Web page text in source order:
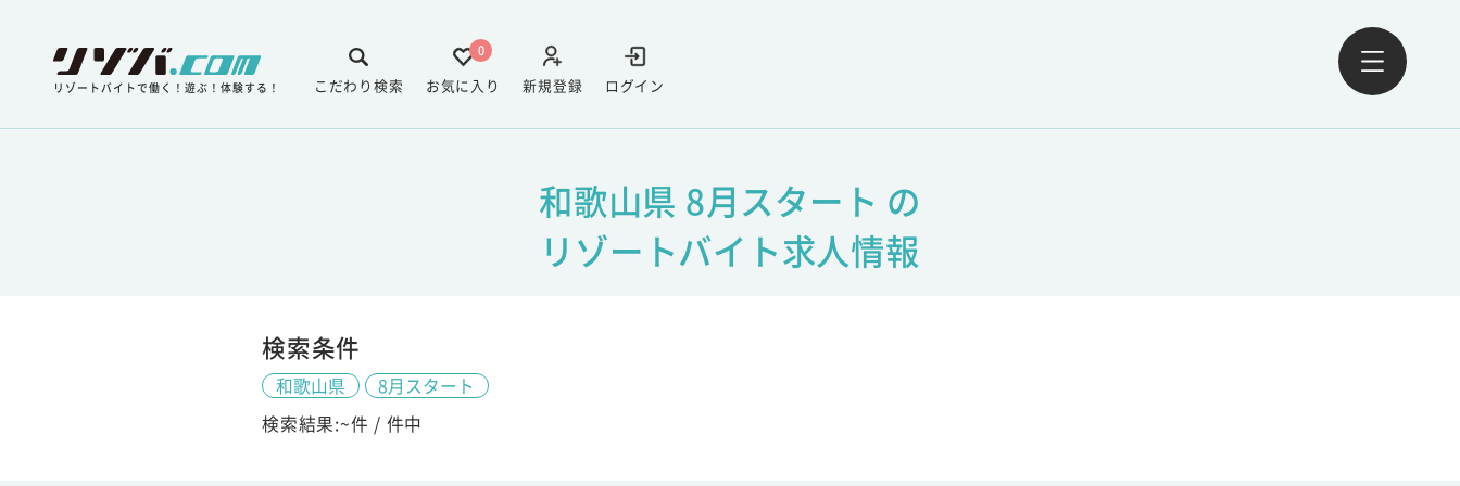
リゾートバイトで働く！遊ぶ！体験する！ ログイン
新規登録
0
お気に入り
こだわり検索
和歌山県 8月スタート の
リゾートバイト求人情報
検索条件
和歌山県
8月スタート
検索結果:~件 / 件中